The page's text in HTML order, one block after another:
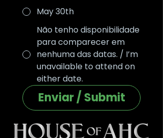
welcomed with care and attention.
May 30th
Não tenho disponibilidade
para comparecer em
nenhuma das datas. / I’m
unavailable to attend on
either date.
Enviar / Submit